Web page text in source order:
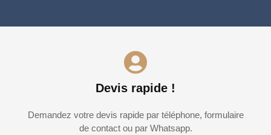
Devis rapide !
Demandez votre devis rapide par téléphone, formulaire
de contact ou par Whatsapp.